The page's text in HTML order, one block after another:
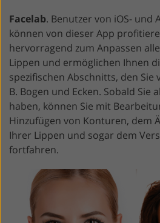
Facelab. Benutzer von iOS- und
können von dieser App
hervorragend zum Anpassen
Lippen und ermöglichen Ihnen
spezifischen Abschnitts, den Sie
B. Bogen und Ecken. Sobald Sie
haben, können Sie mit
Hinzufügen von Konturen, dem
Ihrer Lippen und sogar dem
fortfahren.